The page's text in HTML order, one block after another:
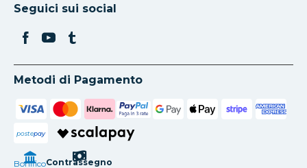
Si apre in una nuova scheda
Si apre in una nuova scheda
Seguici sui social
Metodi di Pagamento
postepay
BonificoContrassegno